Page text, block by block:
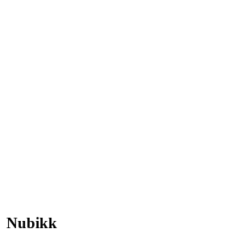
Nubikk